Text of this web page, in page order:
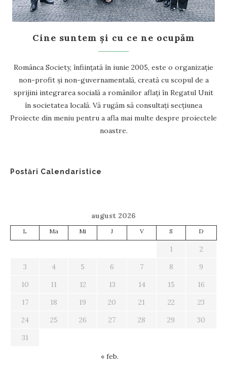
Cine suntem și cu ce ne ocupăm
Românca Society, înființată în iunie 2005, este o organizație
non-profit și non-guvernamentală, creată cu scopul de a
sprijini integrarea socială a românilor aflați în Regatul Unit
în societatea locală. Vă rugăm să consultați secțiunea
Proiecte din meniu pentru a afla mai multe despre proiectele
noastre.
Postări Calendaristice
august 2026
L Ma Mi J V S D
1
2
3
4 5 6 7 8
9
10
11 12 13 14 15
16
17
18 19 20 21 22
23
24
25 26 27 28 29
30
31
« feb.